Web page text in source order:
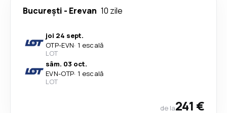
București - Erevan 10 zile
joi 24 sept.
OTP-EVN· 1 escală
LOT
sâm. 03 oct.
EVN-OTP· 1 escală
LOT
de la241 €